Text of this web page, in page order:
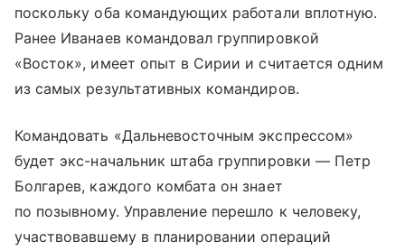
поскольку оба командующих работали вплотную.
Ранее Иванаев командовал группировкой
«Восток», имеет опыт в Сирии и считается одним
из самых результативных командиров.
Командовать «Дальневосточным экспрессом»
будет экс-начальник штаба группировки — Петр
Болгарев, каждого комбата он знает
по позывному. Управление перешло к человеку,
участвовавшему в планировании операций